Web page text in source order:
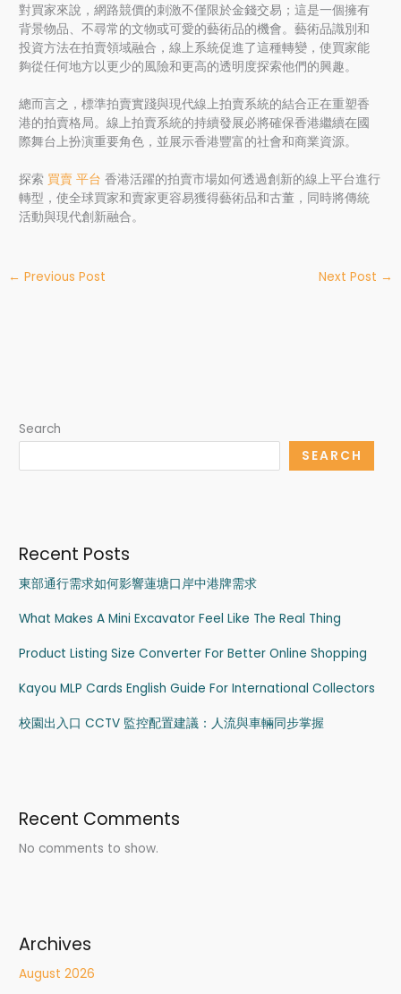
對買家來說，網路競價的刺激不僅限於金錢交易；這是一個擁有
背景物品、不尋常的文物或可愛的藝術品的機會。藝術品識別和
投資方法在拍賣領域融合，線上系統促進了這種轉變，使買家能
夠從任何地方以更少的風險和更高的透明度探索他們的興趣。
總而言之，標準拍賣實踐與現代線上拍賣系統的結合正在重塑香
港的拍賣格局。線上拍賣系統的持續發展必將確保香港繼續在國
際舞台上扮演重要角色，並展示香港豐富的社會和商業資源。
探索 買賣 平台 香港活躍的拍賣市場如何透過創新的線上平台進行
轉型，使全球買家和賣家更容易獲得藝術品和古董，同時將傳統
活動與現代創新融合。
← Previous Post Next Post →
Search
SEARCH
Recent Posts
東部通行需求如何影響蓮塘口岸中港牌需求
What Makes A Mini Excavator Feel Like The Real Thing
Product Listing Size Converter For Better Online Shopping
Kayou MLP Cards English Guide For International Collectors
校園出入口 CCTV 監控配置建議：人流與車輛同步掌握
Recent Comments
No comments to show.
Archives
August 2026